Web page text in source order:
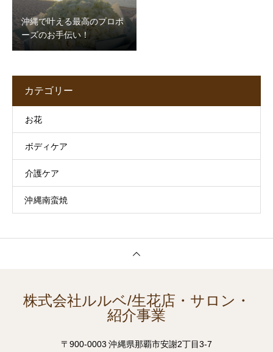
沖縄で叶える最高のプロポ
ーズのお手伝い！
カテゴリー
お花
ボディケア
介護ケア
沖縄南蛮焼
株式会社ルルベ/生花店・サロン・
紹介事業
〒900-0003 沖縄県那覇市安謝2丁目3-7